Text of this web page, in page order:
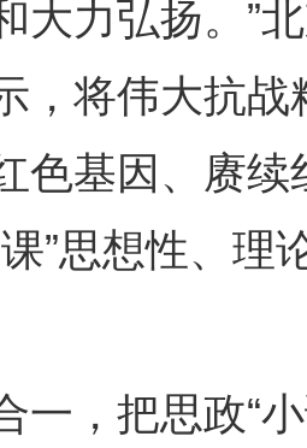
大力弘扬。”
，将伟大抗战
色基因、赓
”思想性、
，把思政“小